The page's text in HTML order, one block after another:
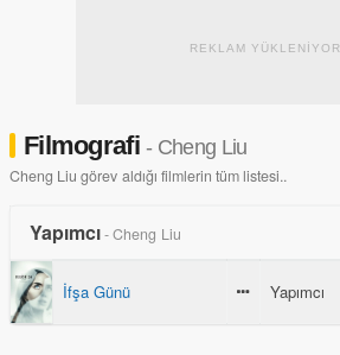
REKLAM YÜKLENİYOR
Filmografi- Cheng Liu
Cheng Liu görev aldığı filmlerin tüm listesi..
Yapımcı- Cheng Liu
İfşa Günü Yapımcı